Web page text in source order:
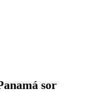
sor